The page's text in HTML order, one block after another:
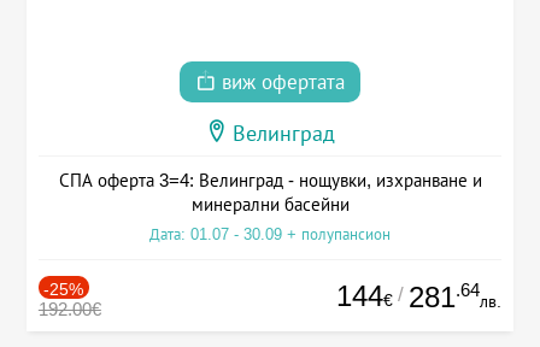
виж офертата
Велинград
СПА оферта 3=4: Велинград - нощувки, изхранване и
минерални басейни
Дата: 01.07 - 30.09 + полупансион
-25%
192.00€ 144€ / 281.64
лв.